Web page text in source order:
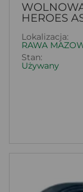
HEROES
Lokalizacja:
RAWA
Stan:
Używany